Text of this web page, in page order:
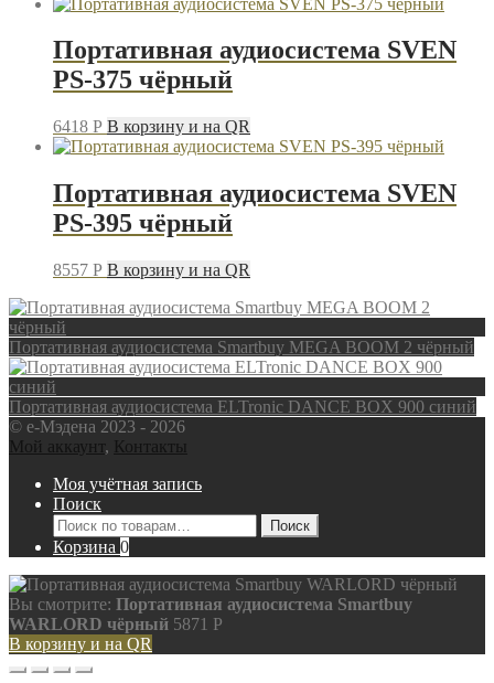
Портативная аудиосистема SVEN
PS-375 чёрный
6418 P В корзину и на QR
Портативная аудиосистема SVEN
PS-395 чёрный
8557 P В корзину и на QR
Портативная аудиосистема Smartbuy MEGA BOOM 2 чёрный
Портативная аудиосистема ELTronic DANCE BOX 900 синий
© e-Мэдена 2023 - 2026
Мой аккаунт, Контакты
Моя учётная запись
Поиск
Искать:
Поиск
Корзина 0
Вы смотрите: Портативная аудиосистема Smartbuy
WARLORD чёрный 5871 P
В корзину и на QR